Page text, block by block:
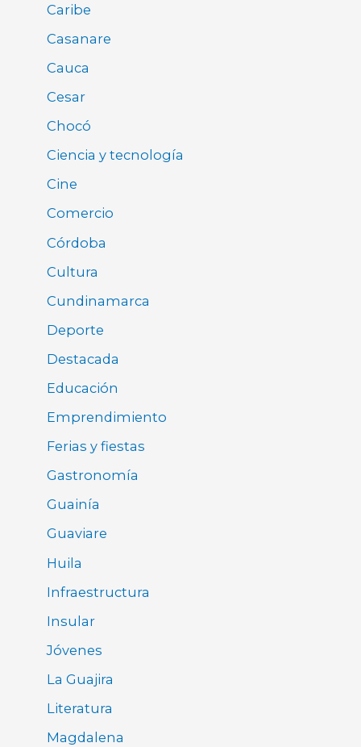
Caribe
Casanare
Cauca
Cesar
Chocó
Ciencia y tecnología
Cine
Comercio
Córdoba
Cultura
Cundinamarca
Deporte
Destacada
Educación
Emprendimiento
Ferias y fiestas
Gastronomía
Guainía
Guaviare
Huila
Infraestructura
Insular
Jóvenes
La Guajira
Literatura
Magdalena